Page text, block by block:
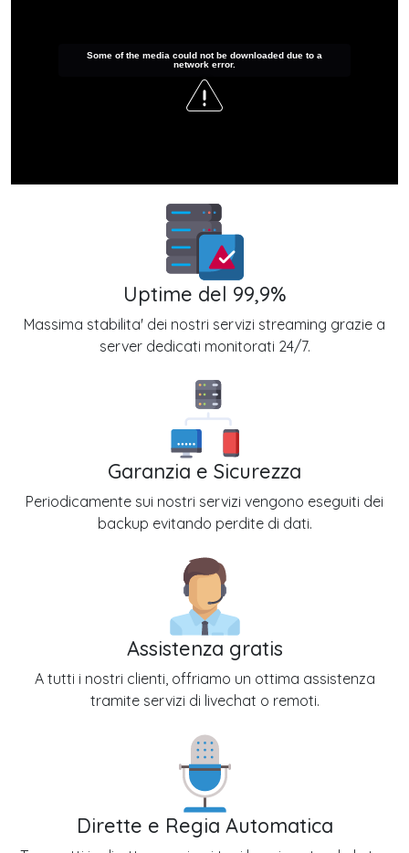
Some of the media could not be downloaded due to a
network error.
Uptime del 99,9%
Massima stabilita' dei nostri servizi streaming grazie a
server dedicati monitorati 24/7.
Garanzia e Sicurezza
Periodicamente sui nostri servizi vengono eseguiti dei
backup evitando perdite di dati.
Assistenza gratis
A tutti i nostri clienti, offriamo un ottima assistenza
tramite servizi di livechat o remoti.
Dirette e Regia Automatica